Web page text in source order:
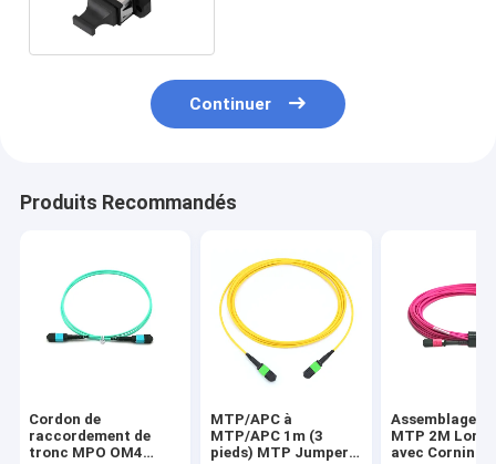
Continuer
Produits Recommandés
Cordon de
raccordement de
tronc MPO OM4
MTP/APC à
MTP/APC 1m (3
pieds) MTP Jumper
Assemblage
MTP 2M
avec Corning